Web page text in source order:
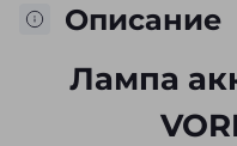
Описание
Лампа